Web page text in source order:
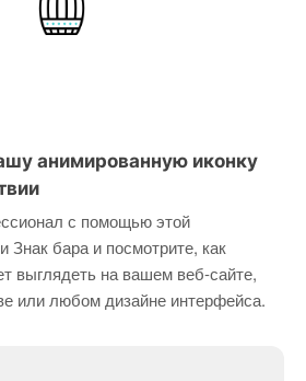
анимированную иконку
с помощью этой
Знак бара и посмотрите, как
выглядеть на вашем веб-сайте,
или любом дизайне интерфейса.